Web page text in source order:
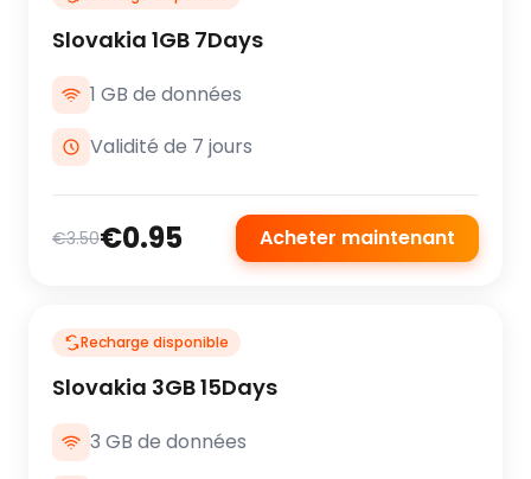
Slovakia 1GB 7Days
1 GB de données
Validité de 7 jours
€3.50€0.95 Acheter maintenant
Recharge disponible
Slovakia 3GB 15Days
3 GB de données